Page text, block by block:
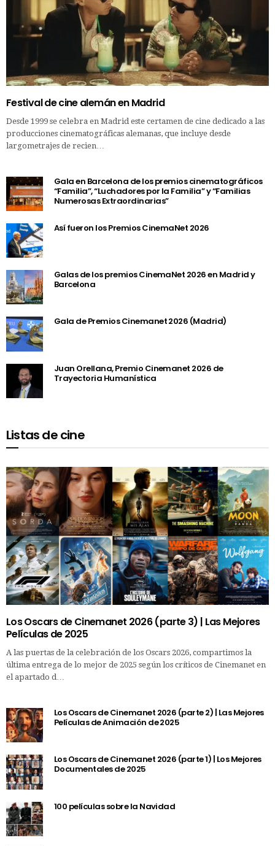
Festival de cine alemán en Madrid
Desde 1999 se celebra en Madrid este certamen de cine dedicado a las
producciones cinematográficas alemanas, que incluye desde
largometrajes de recien…
Gala en Barcelona de los premios cinematográficos
“Familia”, “Luchadores por la Familia” y “Familias
Numerosas Extraordinarias”
Así fueron los Premios CinemaNet 2026
Galas de los premios CinemaNet 2026 en Madrid y
Barcelona
Gala de Premios Cinemanet 2026 (Madrid)
Juan Orellana, Premio Cinemanet 2026 de
Trayectoria Humanística
Listas de cine
Los Oscars de Cinemanet 2026 (parte 3) | Las Mejores
Películas de 2025
A las puertas de la celebración de los Oscars 2026, compartimos la
última entrega de lo mejor de 2025 según los críticos de Cinemanet en
el apartado d…
Los Oscars de Cinemanet 2026 (parte 2) | Las Mejores
Películas de Animación de 2025
Los Oscars de Cinemanet 2026 (parte 1) | Los Mejores
Documentales de 2025
100 películas sobre la Navidad